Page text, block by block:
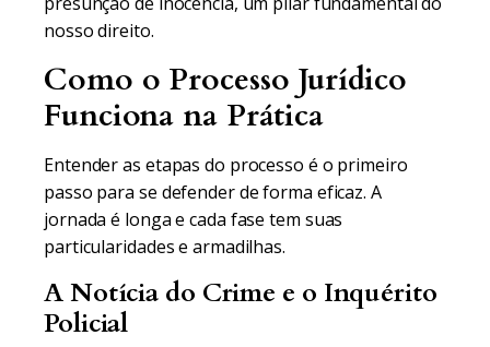
nosso direito.
Como o Processo Jurídico
Funciona na Prática
Entender as etapas do processo é o primeiro
passo para se defender de forma eficaz. A
jornada é longa e cada fase tem suas
particularidades e armadilhas.
A Notícia do Crime e o Inquérito
Policial